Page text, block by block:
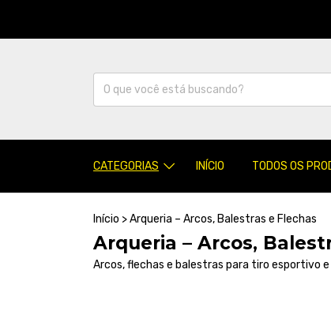
CATEGORIAS INÍCIO TODOS OS
Início >Arqueria – Arcos, Balestras e Flechas
Arqueria – Arcos,
Arcos, flechas e balestras para tiro esportivo